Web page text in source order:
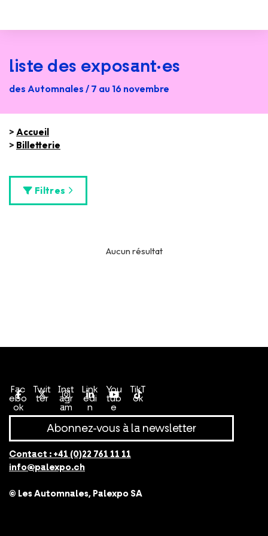
liste des exposant·es
des Automnales / 7 au 16 novembre
> Accueil
> Billetterie
Filtres
Aucun résultat
Fac
ebo
ok
Twit
ter
Inst
agr
am
Link
edi
n
You
tub
e
TikT
ok
Abonnez-vous à la newsletter
Contact : +41 (0)22 761 11 11
info@palexpo.ch
© Les Automnales, Palexpo SA